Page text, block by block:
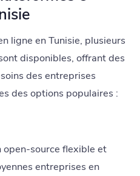
ligne en Tunisie, plusieurs
disponibles, offrant des
des entreprises
des options populaires :
open-source flexible et
entreprises en